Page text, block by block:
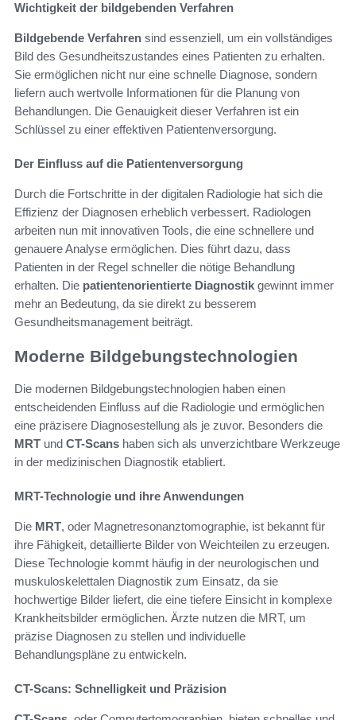
Wichtigkeit der bildgebenden Verfahren
Bildgebende Verfahren sind essenziell, um ein vollständiges
Bild des Gesundheitszustandes eines Patienten zu erhalten.
Sie ermöglichen nicht nur eine schnelle Diagnose, sondern
liefern auch wertvolle Informationen für die Planung von
Behandlungen. Die Genauigkeit dieser Verfahren ist ein
Schlüssel zu einer effektiven Patientenversorgung.
Der Einfluss auf die Patientenversorgung
Durch die Fortschritte in der digitalen Radiologie hat sich die
Effizienz der Diagnosen erheblich verbessert. Radiologen
arbeiten nun mit innovativen Tools, die eine schnellere und
genauere Analyse ermöglichen. Dies führt dazu, dass
Patienten in der Regel schneller die nötige Behandlung
erhalten. Die patientenorientierte Diagnostik gewinnt immer
mehr an Bedeutung, da sie direkt zu besserem
Gesundheitsmanagement beiträgt.
Moderne Bildgebungstechnologien
Die modernen Bildgebungstechnologien haben einen
entscheidenden Einfluss auf die Radiologie und ermöglichen
eine präzisere Diagnosestellung als je zuvor. Besonders die
MRT und CT-Scans haben sich als unverzichtbare Werkzeuge
in der medizinischen Diagnostik etabliert.
MRT-Technologie und ihre Anwendungen
Die MRT, oder Magnetresonanztomographie, ist bekannt für
ihre Fähigkeit, detaillierte Bilder von Weichteilen zu erzeugen.
Diese Technologie kommt häufig in der neurologischen und
muskuloskelettalen Diagnostik zum Einsatz, da sie
hochwertige Bilder liefert, die eine tiefere Einsicht in komplexe
Krankheitsbilder ermöglichen. Ärzte nutzen die MRT, um
präzise Diagnosen zu stellen und individuelle
Behandlungspläne zu entwickeln.
CT-Scans: Schnelligkeit und Präzision